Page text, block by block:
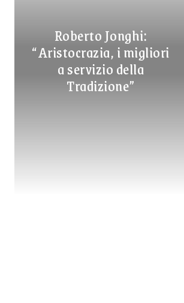
Roberto Jonghi:
“Aristocrazia, i migliori
a servizio della
Tradizione”